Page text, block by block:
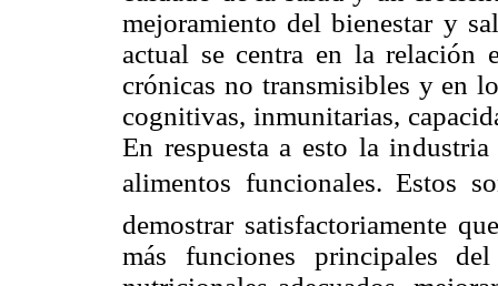
mejoramiento del bienestar y
actual se centra en la relación
crónicas no transmisibles y en
cognitivas, inmunitarias,
En respuesta a esto la
alimentos funcionales.
demostrar satisfactoriamente
más funciones principales